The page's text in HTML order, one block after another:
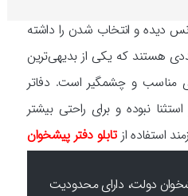
دیده و انتخاب شدن را داشته
هستند که یکی از بدیهی‌ترین
مناسب و چشمگیر است. دفاتر
نبوده و برای راحتی بیشتر
استفاده ازتابلو دفتر پیشخوان
دولت، دارای محدودیت